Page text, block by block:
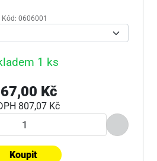
Kód: 0606001
1 ks
Kč
807,07 Kč
Koupit